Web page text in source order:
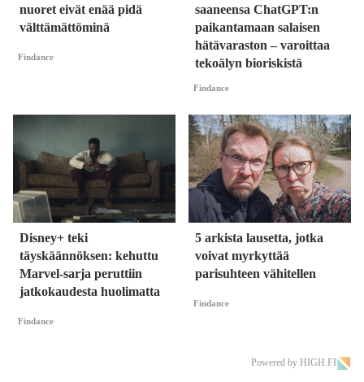
nuoret eivät enää pidä
välttämättöminä
Findance
saaneensa ChatGPT:n
paikantamaan salaisen
hätävaraston – varoittaa
tekoälyn bioriskistä
Findance
Disney+ teki
täyskäännöksen: kehuttu
Marvel-sarja peruttiin
jatkokaudesta huolimatta
Findance
5 arkista lausetta, jotka
voivat myrkyttää
parisuhteen vähitellen
Findance
Powered by HIGH.FI